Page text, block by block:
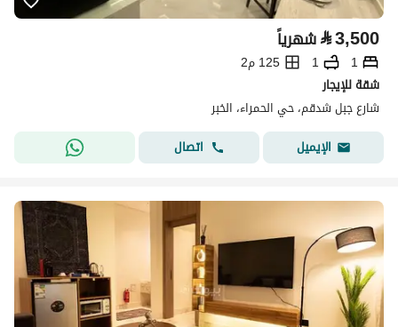
⃁3,500 شهرياً
1
1
125 م2
شقة للإيجار
شارع جبل شدقم، حي الحمراء، الخبر
الإيميل
اتصال